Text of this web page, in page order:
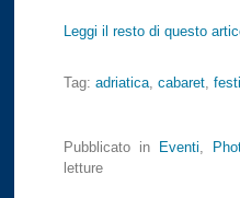
Leggi il resto di questo
Tag: adriatica cabaret
Pubblicato in Eventi
letture